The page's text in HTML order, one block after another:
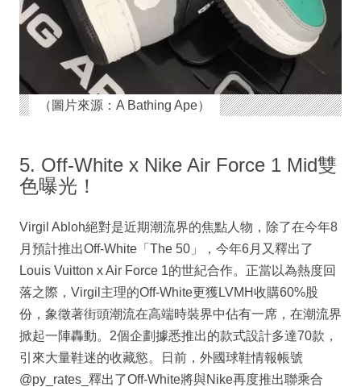
（圖片來源：A Bathing Ape）
5. Off-White x Nike Air Force 1 Mid雙
色曝光！
Virgil Abloh絕對是近期潮流界的焦點人物，除了在今年8
月預計推出Off-White「The 50」，今年6月又釋出了
Louis Vuitton x Air Force 1的世紀合作。正當以為熱度回
落之際，Virgil主理的Off-White更獲LVMH收購60%股
份，象徵著街頭潮流在高端時裝界中佔有一席，在潮流界
掀起一陣轟動。2個企劃據悉推出的款式設計多達70款，
引來大量鞋迷的收藏慾。日前，外國球鞋情報帳號
@py_rates_釋出了Off-White將與Nike再度推出聯乘合